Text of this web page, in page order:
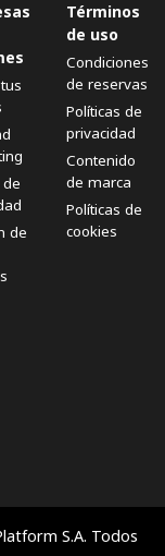
de
Términos
de uso
Condiciones
de reservas
Políticas de
privacidad
Contenido
de marca
Políticas de
cookies
S.A. Todos